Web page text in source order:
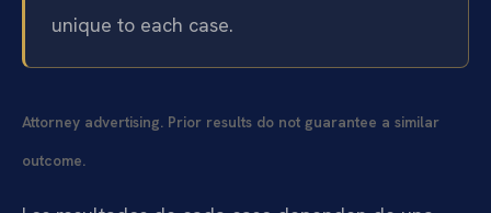
unique to each case.
Attorney advertising. Prior results do not guarantee a similar
outcome.